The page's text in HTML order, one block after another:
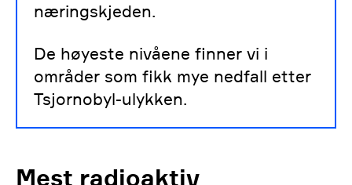
næringskjeden.
De høyeste nivåene finner vi i
områder som fikk mye nedfall etter
Tsjornobyl-ulykken.
Mest radioaktiv